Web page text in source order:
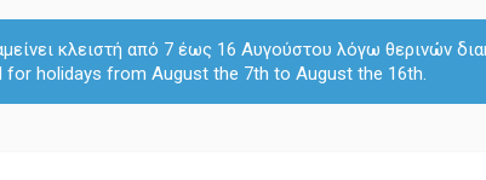
κλειστή από 7 έως 16 Αυγούστου λόγω θερινών
for holidays from August the 7th to August the 16th.